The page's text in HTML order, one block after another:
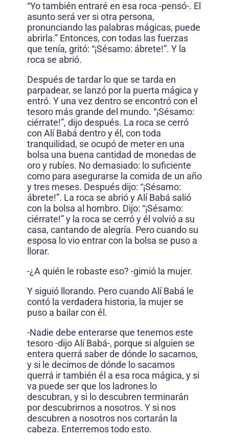
“Yo también entraré en esa roca -pensó-. El
asunto será ver si otra persona,
pronunciando las palabras mágicas, puede
abrirla.” Entonces, con todas las fuerzas
que tenía, gritó: “¡Sésamo: ábrete!”. Y la
roca se abrió.
Después de tardar lo que se tarda en
parpadear, se lanzó por la puerta mágica y
entró. Y una vez dentro se encontró con el
tesoro más grande del mundo. “¡Sésamo:
ciérrate!”, dijo después. La roca se cerró
con Alí Babá dentro y él, con toda
tranquilidad, se ocupó de meter en una
bolsa una buena cantidad de monedas de
oro y rubíes. No demasiado: lo suficiente
como para asegurarse la comida de un año
y tres meses. Después dijo: “¡Sésamo:
ábrete!”. La roca se abrió y Alí Babá salió
con la bolsa al hombro. Dijo: “¡Sésamo:
ciérrate!” y la roca se cerró y él volvió a su
casa, cantando de alegría. Pero cuando su
esposa lo vio entrar con la bolsa se puso a
llorar.
-¿A quién le robaste eso? -gimió la mujer.
Y siguió llorando. Pero cuando Alí Babá le
contó la verdadera historia, la mujer se
puso a bailar con él.
-Nadie debe enterarse que tenemos este
tesoro -dijo Alí Babá-, porque si alguien se
entera querrá saber de dónde lo sacamos,
y si le decimos de dónde lo sacamos
querrá ir también él a esa roca mágica, y si
va puede ser que los ladrones lo
descubran, y si lo descubren terminarán
por descubrirnos a nosotros. Y si nos
descubren a nosotros nos cortarán la
cabeza. Enterremos todo esto.